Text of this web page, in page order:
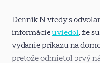
Denník N vtedy s
informácieuviedol, že
vydanie príkazu na
pretože odmietol prvý